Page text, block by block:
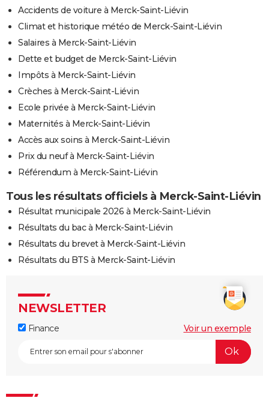
Accidents de voiture à Merck-Saint-Liévin
Climat et historique météo de Merck-Saint-Liévin
Salaires à Merck-Saint-Liévin
Dette et budget de Merck-Saint-Liévin
Impôts à Merck-Saint-Liévin
Crèches à Merck-Saint-Liévin
Ecole privée à Merck-Saint-Liévin
Maternités à Merck-Saint-Liévin
Accès aux soins à Merck-Saint-Liévin
Prix du neuf à Merck-Saint-Liévin
Référendum à Merck-Saint-Liévin
Tous les résultats officiels à Merck-Saint-Liévin
Résultat municipale 2026 à Merck-Saint-Liévin
Résultats du bac à Merck-Saint-Liévin
Résultats du brevet à Merck-Saint-Liévin
Résultats du BTS à Merck-Saint-Liévin
NEWSLETTER
Finance Voir un exemple